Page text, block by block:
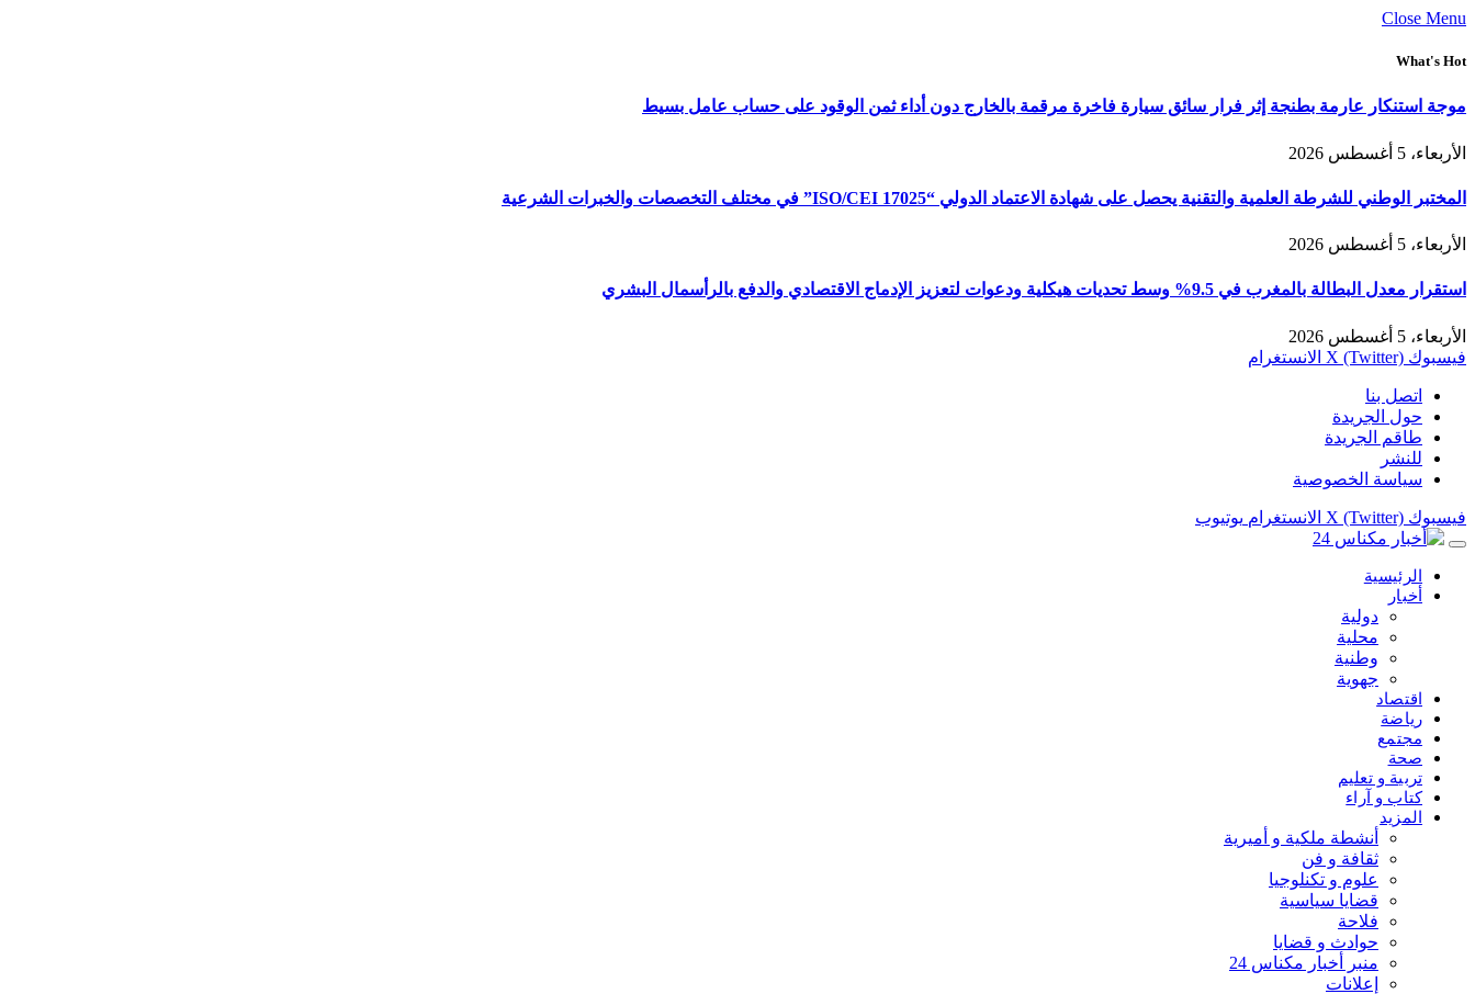
Close Menu
What's Hot
موجة استنكار عارمة بطنجة إثر فرار سائق سيارة فاخرة مرقمة بالخارج دون أداء ثمن الوقود على حساب عامل بسيط
الأربعاء، 5 أغسطس 2026
المختبر الوطني للشرطة العلمية والتقنية يحصل على شهادة الاعتماد الدولي “ISO/CEI 17025” في مختلف التخصصات والخبرات الشرعية
الأربعاء، 5 أغسطس 2026
استقرار معدل البطالة بالمغرب في 9.5% وسط تحديات هيكلية ودعوات لتعزيز الإدماج الاقتصادي والدفع بالرأسمال البشري
الأربعاء، 5 أغسطس 2026
فيسبوك X (Twitter) الانستغرام
اتصل بنا
حول الجريدة
طاقم الجريدة
للنشر
سياسة الخصوصية
فيسبوك X (Twitter) الانستغرام يوتيوب
الرئيسية
أخبار
دولية
محلية
وطنية
جهوية
اقتصاد
رياضة
مجتمع
صحة
تربية و تعليم
كتاب و آراء
المزيد
أنشطة ملكية و أميرية
ثقافة و فن
علوم و تكنلوجيا
قضايا سياسية
فلاحة
حوادث و قضايا
منبر أخبار مكناس 24
إعلانات